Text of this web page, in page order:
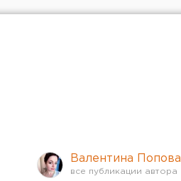
Валентина Попова